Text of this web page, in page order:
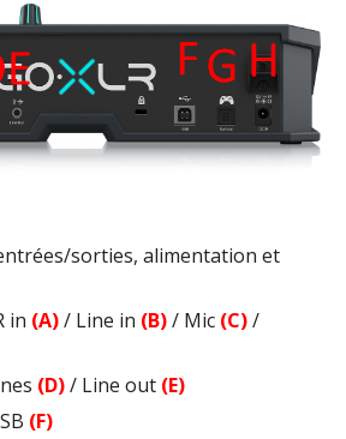
sorties, alimentation et
in (A) / Line in (B) / Mic (C) /
(D) / Line out (E)
(F)